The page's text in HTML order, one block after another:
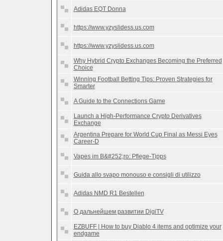
Adidas EQT Donna
https://www.yzyslidess.us.com
https://www.yzyslidess.us.com
Why Hybrid Crypto Exchanges Becoming the Preferred
Choice
Winning Football Betting Tips: Proven Strategies for
Smarter
A Guide to the Connections Game
Launch a High-Performance Crypto Derivatives
Exchange
Argentina Prepare for World Cup Final as Messi Eyes
Career-D
Vapes im B&#252;ro: Pflege-Tipps
Guida allo svapo monouso e consigli di utilizzo
Adidas NMD R1 Bestellen
О дальнейшем развитии DigiTV
EZBUFF | How to buy Diablo 4 items and optimize your
endgame